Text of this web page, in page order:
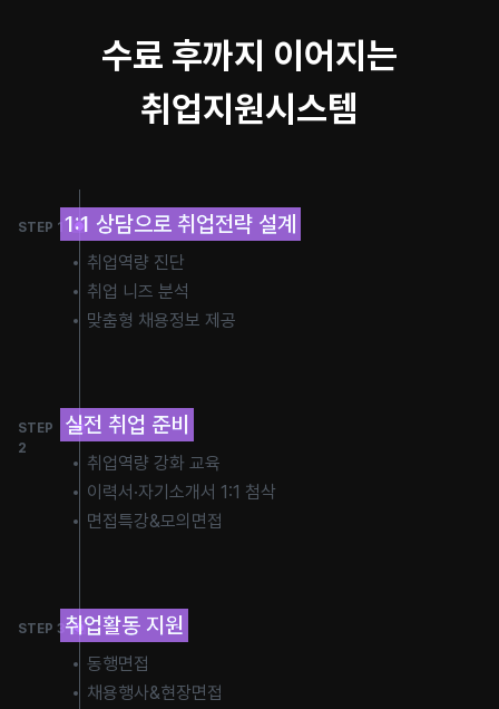
수료 후까지 이어지는
취업지원시스템
STEP 1 1:1 상담으로 취업전략 설계
취업역량 진단
취업 니즈 분석
맞춤형 채용정보 제공
STEP
2
실전 취업 준비
취업역량 강화 교육
이력서·자기소개서 1:1 첨삭
면접특강&모의면접
STEP 3 취업활동 지원
동행면접
채용행사&현장면접